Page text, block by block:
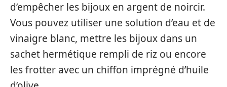
d’empêcher les bijoux en argent de noircir.
Vous pouvez utiliser une solution d’eau et de
vinaigre blanc, mettre les bijoux dans un
sachet hermétique rempli de riz ou encore
les frotter avec un chiffon imprégné d’huile